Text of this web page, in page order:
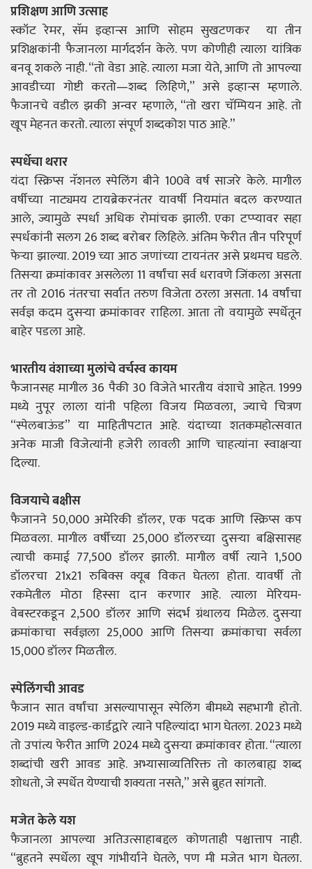
प्रशिक्षण आणि उत्साह
स्कॉट रेमर, सॅम इव्हान्स आणि सोहम सुखटणकर या तीन
प्रशिक्षकांनी फैजानला मार्गदर्शन केले. पण कोणीही त्याला यांत्रिक
बनवू शकले नाही. “तो वेडा आहे. त्याला मजा येते, आणि तो आपल्या
आवडीच्या गोष्टी करतो—शब्द लिहिणे,” असे इव्हान्स म्हणाले.
फैजानचे वडील झकी अन्वर म्हणाले, “तो खरा चॅम्पियन आहे. तो
खूप मेहनत करतो. त्याला संपूर्ण शब्दकोश पाठ आहे.”
स्पर्धेचा थरार
यंदा स्क्रिप्स नॅशनल स्पेलिंग बीने 100वे वर्ष साजरे केले. मागील
वर्षीच्या नाट्यमय टायब्रेकरनंतर यावर्षी नियमांत बदल करण्यात
आले, ज्यामुळे स्पर्धा अधिक रोमांचक झाली. एका टप्प्यावर सहा
स्पर्धकांनी सलग 26 शब्द बरोबर लिहिले. अंतिम फेरीत तीन परिपूर्ण
फेऱ्या झाल्या. 2019 च्या आठ जणांच्या टायनंतर असे प्रथमच घडले.
तिसऱ्या क्रमांकावर असलेला 11 वर्षांचा सर्व धरावणे जिंकला असता
तर तो 2016 नंतरचा सर्वात तरुण विजेता ठरला असता. 14 वर्षांचा
सर्वज्ञ कदम दुसऱ्या क्रमांकावर राहिला. आता तो वयामुळे स्पर्धेतून
बाहेर पडला आहे.
भारतीय वंशाच्या मुलांचे वर्चस्व कायम
फैजानसह मागील 36 पैकी 30 विजेते भारतीय वंशाचे आहेत. 1999
मध्ये नुपूर लाला यांनी पहिला विजय मिळवला, ज्याचे चित्रण
“स्पेलबाऊंड” या माहितीपटात आहे. यंदाच्या शतकमहोत्सवात
अनेक माजी विजेत्यांनी हजेरी लावली आणि चाहत्यांना स्वाक्षऱ्या
दिल्या.
विजयाचे बक्षीस
फैजानने 50,000 अमेरिकी डॉलर, एक पदक आणि स्क्रिप्स कप
मिळवला. मागील वर्षीच्या 25,000 डॉलरच्या दुसऱ्या बक्षिसासह
त्याची कमाई 77,500 डॉलर झाली. मागील वर्षी त्याने 1,500
डॉलरचा 21x21 रुबिक्स क्यूब विकत घेतला होता. यावर्षी तो
रकमेतील मोठा हिस्सा दान करणार आहे. त्याला मेरियम-
वेबस्टरकडून 2,500 डॉलर आणि संदर्भ ग्रंथालय मिळेल. दुसऱ्या
क्रमांकाचा सर्वज्ञला 25,000 आणि तिसऱ्या क्रमांकाचा सर्वला
15,000 डॉलर मिळतील.
स्पेलिंगची आवड
फैजान सात वर्षांचा असल्यापासून स्पेलिंग बीमध्ये सहभागी होतो.
2019 मध्ये वाइल्ड-कार्डद्वारे त्याने पहिल्यांदा भाग घेतला. 2023 मध्ये
तो उपांत्य फेरीत आणि 2024 मध्ये दुसऱ्या क्रमांकावर होता. “त्याला
शब्दांची खरी आवड आहे. अभ्यासाव्यतिरिक्त तो कालबाह्य शब्द
शोधतो, जे स्पर्धेत येण्याची शक्यता नसते,” असे ब्रुहत सांगतो.
मजेत केले यश
फैजानला आपल्या अतिउत्साहाबद्दल कोणताही पश्चात्ताप नाही.
“ब्रुहतने स्पर्धेला खूप गांभीर्याने घेतले, पण मी मजेत भाग घेतला.